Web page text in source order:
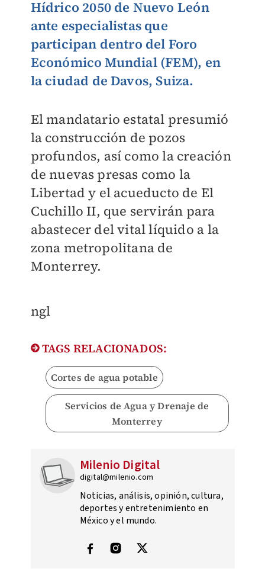
Hídrico 2050 de Nuevo León
ante especialistas que
participan dentro del Foro
Económico Mundial (FEM), en
la ciudad de Davos, Suiza.
El mandatario estatal presumió
la construcción de pozos
profundos, así como la creación
de nuevas presas como la
Libertad y el acueducto de El
Cuchillo II, que servirán para
abastecer del vital líquido a la
zona metropolitana de
Monterrey.
ngl
TAGS RELACIONADOS:
Cortes de agua potable
Servicios de Agua y Drenaje de
Monterrey
Milenio Digital
digital@milenio.com
Noticias, análisis, opinión, cultura,
deportes y entretenimiento en
México y el mundo.